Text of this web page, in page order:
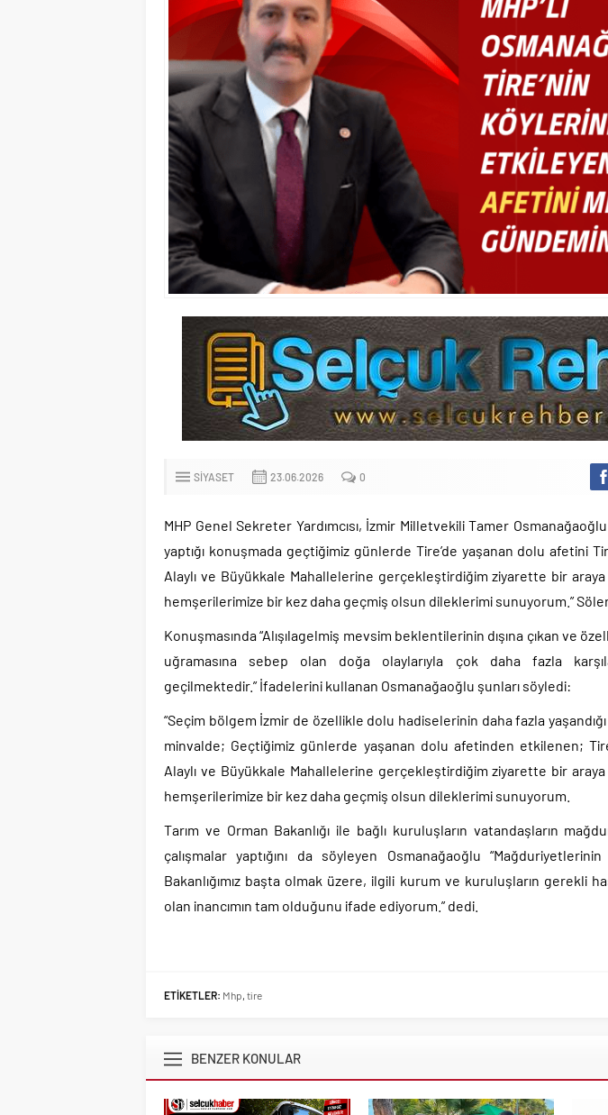
SIYASET 23.06.2026 0
MHP Genel Sekreter Yardımcısı, İzmir Milletvekili Tamer
yaptığı konuşmada geçtiğimiz günlerde Tire’de yaşanan dolu afetini
Alaylı ve Büyükkale Mahallelerine gerçekleştirdiğim ziyarette bir
hemşerilerimize bir kez daha geçmiş olsun dileklerimi sunuyorum.”
Konuşmasında “Alışılagelmiş mevsim beklentilerinin dışına çıkan ve
uğramasına sebep olan doğa olaylarıyla çok daha fazla
geçilmektedir.” İfadelerini kullanan Osmanağaoğlu şunları söyledi:
“Seçim bölgem İzmir de özellikle dolu hadiselerinin daha fazla
minvalde; Geçtiğimiz günlerde yaşanan dolu afetinden etkilenen;
Alaylı ve Büyükkale Mahallelerine gerçekleştirdiğim ziyarette bir
hemşerilerimize bir kez daha geçmiş olsun dileklerimi sunuyorum.
Tarım ve Orman Bakanlığı ile bağlı kuruluşların vatandaşların
çalışmalar yaptığını da söyleyen Osmanağaoğlu
Bakanlığımız başta olmak üzere, ilgili kurum ve kuruluşların gerekli
olan inancımın tam olduğunu ifade ediyorum.” dedi.
ETİKETLER: Mhp tire
BENZER KONULAR